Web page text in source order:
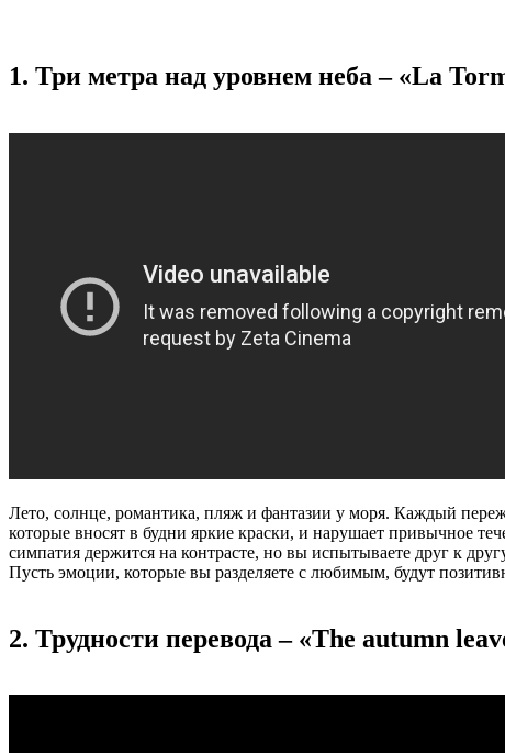
1. Три метра над уровнем неба – «La
Лето, солнце, романтика, пляж и фантазии у моря. Каждый
которые вносят в будни яркие краски, и нарушает привычное
симпатия держится на контрасте, но вы испытываете друг к
Пусть эмоции, которые вы разделяете с любимым, будут
2. Трудности перевода – «The autumn